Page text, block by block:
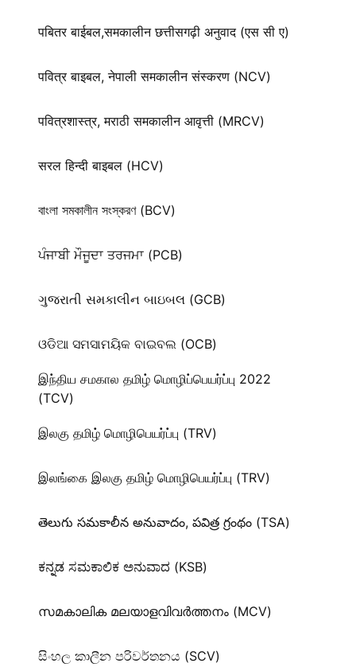
पबितर बाईबल,समकालीन छत्तीसगढ़ी अनुवाद (एस सी ए)
पवित्र बाइबल, नेपाली समकालीन संस्करण (NCV)
पवित्रशास्त्र, मराठी समकालीन आवृत्ती (MRCV)
सरल हिन्दी बाइबल (HCV)
বাংলা সমকালীন সংস্করণ (BCV)
ਪੰਜਾਬੀ ਮੌਜੂਦਾ ਤਰਜਮਾ (PCB)
ગુજરાતી સમકાલીન બાઇબલ (GCB)
ଓଡିଆ ସମସାମୟିକ ବାଇବଲ (OCB)
இந்திய சமகால தமிழ் மொழிப்பெயர்ப்பு 2022
(TCV)
இலகு தமிழ் மொழிபெயர்ப்பு (TRV)
இலங்கை இலகு தமிழ் மொழிபெயர்ப்பு (TRV)
తెలుగు సమకాలీన అనువాదం, పవిత్ర గ్రంథం (TSA)
ಕನ್ನಡ ಸಮಕಾಲಿಕ ಅನುವಾದ (KSB)
സമകാലിക മലയാളവിവർത്തനം (MCV)
සිංහල කාලීන පරිවර්තනය (SCV)